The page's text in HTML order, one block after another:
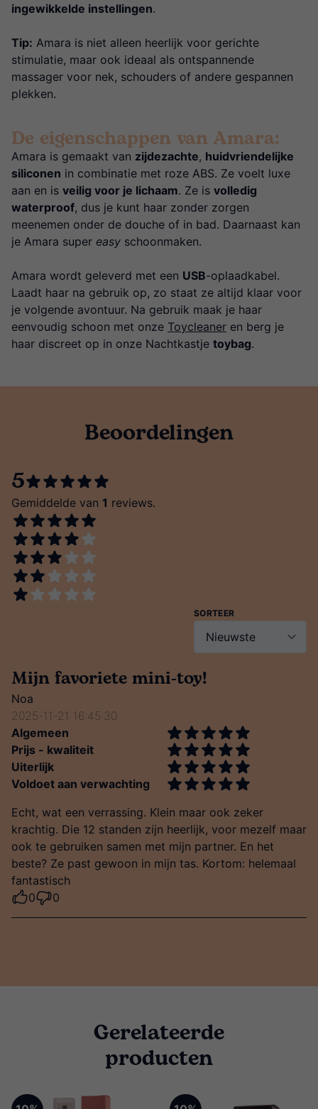
ingewikkelde instellingen.
Tip: Amara is niet alleen heerlijk voor gerichte
stimulatie, maar ook ideaal als ontspannende
massager voor nek, schouders of andere gespannen
plekken.
De eigenschappen van Amara:
Amara is gemaakt van zijdezachte, huidvriendelijke
siliconen in combinatie met roze ABS. Ze voelt luxe
aan en is veilig voor je lichaam. Ze is volledig
waterproof, dus je kunt haar zonder zorgen
meenemen onder de douche of in bad. Daarnaast kan
je Amara super easy schoonmaken.
Amara wordt geleverd met een USB-oplaadkabel.
Laadt haar na gebruik op, zo staat ze altijd klaar voor
je volgende avontuur. Na gebruik maak je haar
eenvoudig schoon met onze Toycleaner en berg je
haar discreet op in onze Nachtkastje toybag.
Beoordelingen
5
Gemiddelde van 1 reviews.
SORTEER
Mijn favoriete mini-toy!
Noa
2025-11-21 16:45:30
Algemeen
Prijs - kwaliteit
Uiterlijk
Voldoet aan verwachting
Echt, wat een verrassing. Klein maar ook zeker
krachtig. Die 12 standen zijn heerlijk, voor mezelf maar
ook te gebruiken samen met mijn partner. En het
beste? Ze past gewoon in mijn tas. Kortom: helemaal
fantastisch
0
0
Gerelateerde
producten